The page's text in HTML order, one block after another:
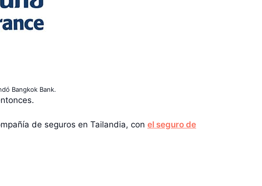
Bangkok Bank.
de seguros en Tailandia, con el seguro de